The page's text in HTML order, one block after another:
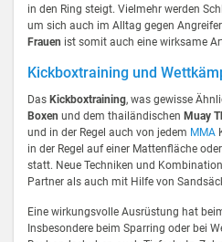
in den Ring steigt. Vielmehr werden
um sich auch im Alltag gegen
Frauen ist somit auch eine wirksame
Kickboxtraining und
Das Kickboxtraining, was gewisse
Boxen und dem thailändischen Muay
und in der Regel auch von jedem MMA
in der Regel auf einer Mattenfläche
statt. Neue Techniken und
Partner als auch mit Hilfe von
Eine wirkungsvolle Ausrüstung hat
Insbesondere beim Sparring oder bei